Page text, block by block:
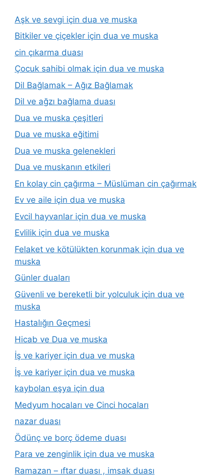
Aşk ve sevgi için dua ve muska
Bitkiler ve çiçekler için dua ve muska
cin çıkarma duası
Çocuk sahibi olmak için dua ve muska
Dil Bağlamak – Ağız Bağlamak
Dil ve ağzı bağlama duası
Dua ve muska çeşitleri
Dua ve muska eğitimi
Dua ve muska gelenekleri
Dua ve muskanın etkileri
En kolay cin çağırma – Müslüman cin çağırmak
Ev ve aile için dua ve muska
Evcil hayvanlar için dua ve muska
Evlilik için dua ve muska
Felaket ve kötülükten korunmak için dua ve
muska
Günler duaları
Güvenli ve bereketli bir yolculuk için dua ve
muska
Hastalığın Geçmesi
Hicab ve Dua ve muska
İş ve kariyer için dua ve muska
İş ve kariyer için dua ve muska
kaybolan eşya için dua
Medyum hocaları ve Cinci hocaları
nazar duası
Ödünç ve borç ödeme duası
Para ve zenginlik için dua ve muska
Ramazan – ıftar duası , imsak duası